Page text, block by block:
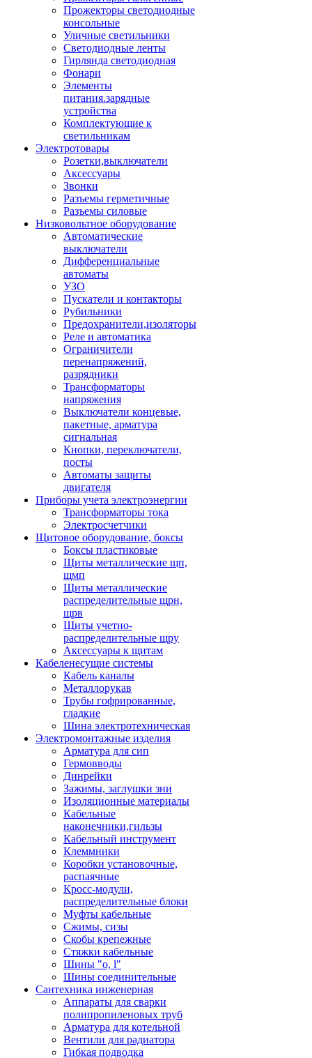
Прожекторы светодиодные
консольные
Уличные светильники
Светодиодные ленты
Гирлянда светодиодная
Фонари
Элементы
питания.зарядные
устройства
Комплектующие к
светильникам
Электротовары
Розетки,выключатели
Аксессуары
Звонки
Разъемы герметичные
Разъемы силовые
Низковольтное оборудование
Автоматические
выключатели
Дифференциальные
автоматы
УЗО
Пускатели и контакторы
Рубильники
Предохранители,изоляторы
Реле и автоматика
Ограничители
перенапряжений,
разрядники
Трансформаторы
напряжения
Выключатели концевые,
пакетные, арматура
сигнальная
Кнопки, переключатели,
посты
Автоматы защиты
двигателя
Приборы учета электроэнергии
Трансформаторы тока
Электросчетчики
Щитовое оборудование, боксы
Боксы пластиковые
Щиты металлические щп,
щмп
Щиты металлические
распределительные щрн,
щрв
Щиты учетно-
распределительные щру
Аксессуары к щитам
Кабеленесущие системы
Кабель каналы
Металлорукав
Трубы гофрированные,
гладкие
Шина электротехническая
Электромонтажные изделия
Арматура для сип
Гермовводы
Динрейки
Зажимы, заглушки зни
Изоляционные материалы
Кабельные
наконечники,гильзы
Кабельный инструмент
Клеммники
Коробки установочные,
распаячные
Кросс-модули,
распределительные блоки
Муфты кабельные
Сжимы, сизы
Скобы крепежные
Стяжки кабельные
Шины "o, l"
Шины соединительные
Сантехника инженерная
Аппараты для сварки
полипропиленовых труб
Арматура для котельной
Вентили для радиатора
Гибкая подводка